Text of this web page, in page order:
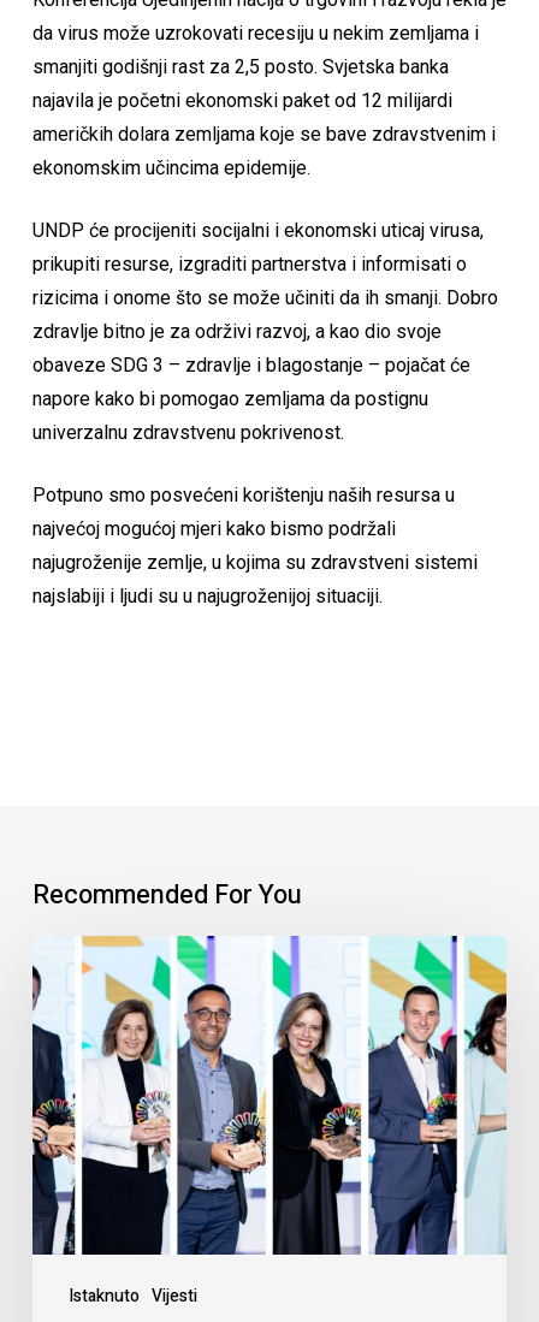
da virus može uzrokovati recesiju u nekim zemljama i
smanjiti godišnji rast za 2,5 posto. Svjetska banka
najavila je početni ekonomski paket od 12 milijardi
američkih dolara zemljama koje se bave zdravstvenim i
ekonomskim učincima epidemije.
UNDP će procijeniti socijalni i ekonomski uticaj virusa,
prikupiti resurse, izgraditi partnerstva i informisati o
rizicima i onome što se može učiniti da ih smanji. Dobro
zdravlje bitno je za održivi razvoj, a kao dio svoje
obaveze SDG 3 – zdravlje i blagostanje – pojačat će
napore kako bi pomogao zemljama da postignu
univerzalnu zdravstvenu pokrivenost.
Potpuno smo posvećeni korištenju naših resursa u
najvećoj mogućoj mjeri kako bismo podržali
najugroženije zemlje, u kojima su zdravstveni sistemi
najslabiji i ljudi su u najugroženijoj situaciji.
Recommended For You
Istaknuto Vijesti